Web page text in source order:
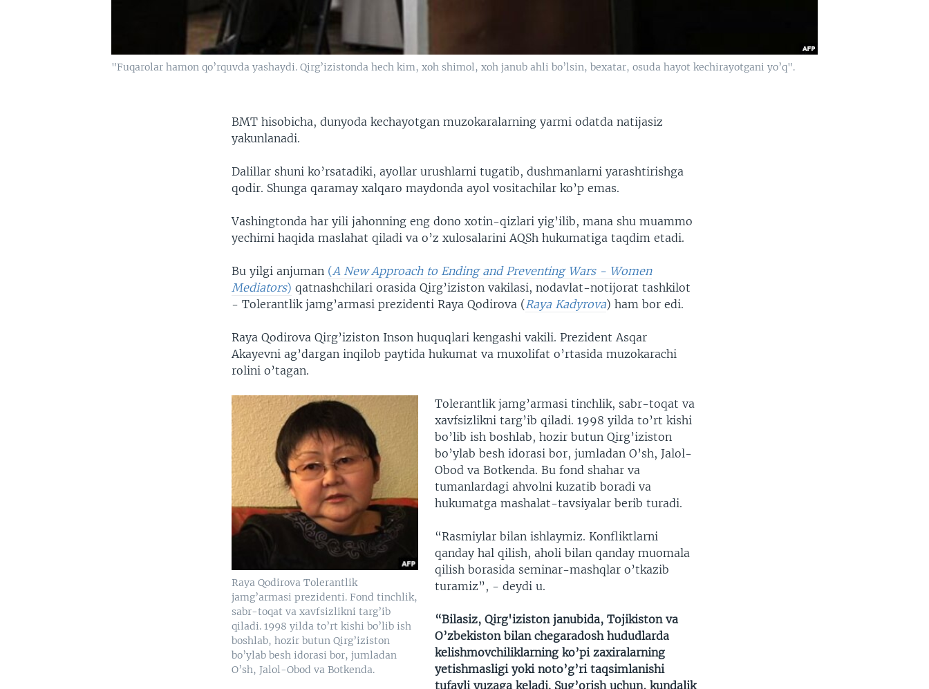
"Fuqarolar hamon qo’rquvda yashaydi. Qirg’izistonda hech kim, xoh shimol, xoh janub ahli bo’lsin, bexatar, osuda hayot kechirayotgani yo’q".
BMT hisobicha, dunyoda kechayotgan muzokaralarning yarmi odatda natijasiz
yakunlanadi.
Dalillar shuni ko’rsatadiki, ayollar urushlarni tugatib, dushmanlarni yarashtirishga
qodir. Shunga qaramay xalqaro maydonda ayol vositachilar ko’p emas.
Vashingtonda har yili jahonning eng dono xotin-qizlari yig’ilib, mana shu muammo
yechimi haqida maslahat qiladi va o’z xulosalarini AQSh hukumatiga taqdim etadi.
Bu yilgi anjuman (A New Approach to Ending and Preventing Wars - Women
Mediators) qatnashchilari orasida Qirg’iziston vakilasi, nodavlat-notijorat tashkilot
- Tolerantlik jamg’armasi prezidenti Raya Qodirova (Raya Kadyrova) ham bor edi.
Raya Qodirova Qirg’iziston Inson huquqlari kengashi vakili. Prezident Asqar
Akayevni ag’dargan inqilob paytida hukumat va muxolifat o’rtasida muzokarachi
rolini o’tagan.
Raya Qodirova Tolerantlik
jamg’armasi prezidenti. Fond tinchlik,
sabr-toqat va xavfsizlikni targ’ib
qiladi. 1998 yilda to’rt kishi bo’lib ish
boshlab, hozir butun Qirg’iziston
bo’ylab besh idorasi bor, jumladan
O’sh, Jalol-Obod va Botkenda.
Tolerantlik jamg’armasi tinchlik, sabr-toqat va
xavfsizlikni targ’ib qiladi. 1998 yilda to’rt kishi
bo’lib ish boshlab, hozir butun Qirg’iziston
bo’ylab besh idorasi bor, jumladan O’sh, Jalol-
Obod va Botkenda. Bu fond shahar va
tumanlardagi ahvolni kuzatib boradi va
hukumatga mashalat-tavsiyalar berib turadi.
“Rasmiylar bilan ishlaymiz. Konfliktlarni
qanday hal qilish, aholi bilan qanday muomala
qilish borasida seminar-mashqlar o’tkazib
turamiz”, - deydi u.
“Bilasiz, Qirg'iziston janubida, Tojikiston va
O’zbekiston bilan chegaradosh hududlarda
kelishmovchiliklarning ko’pi zaxiralarning
yetishmasligi yoki noto’g’ri taqsimlanishi
tufayli yuzaga keladi. Sug’orish uchun, kundalik